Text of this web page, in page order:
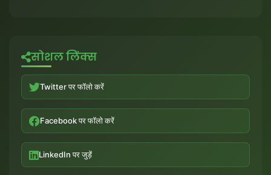
सोशल लिंक्स
Twitter पर फॉलो करें
Facebook पर फॉलो करें
LinkedIn पर जुड़ें